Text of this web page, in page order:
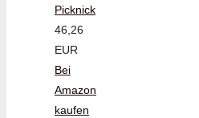
Picknick
46,26
EUR
Bei
Amazon
kaufen